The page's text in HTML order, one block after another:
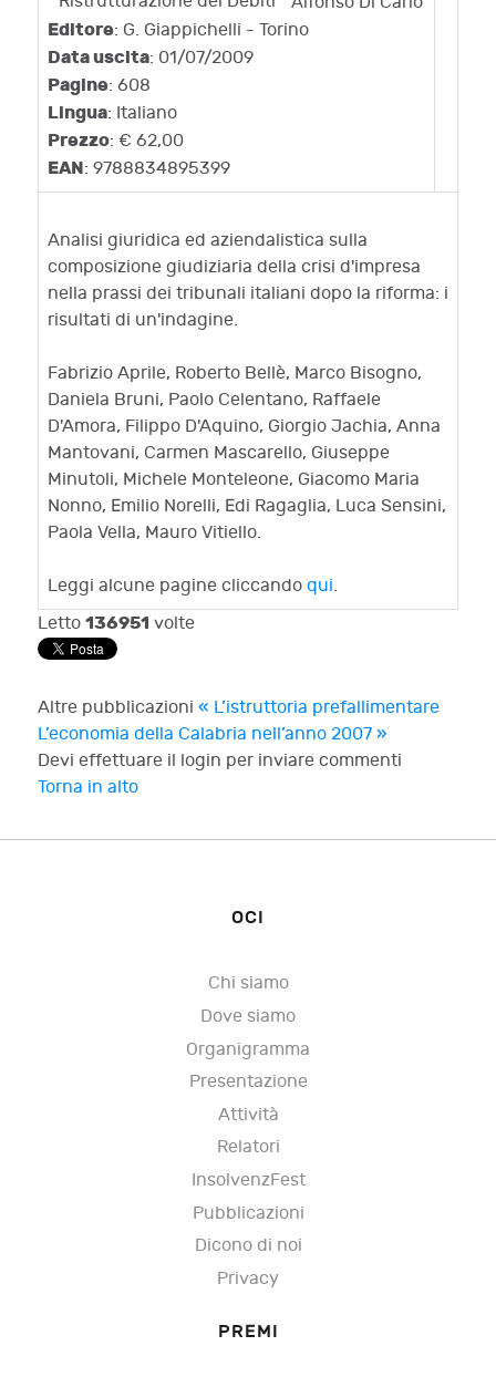
Editore: G. Giappichelli - Torino
Data uscita: 01/07/2009
Pagine: 608
Lingua: Italiano
Prezzo: € 62,00
EAN: 9788834895399
Analisi giuridica ed aziendalistica sulla
composizione giudiziaria della crisi d'impresa
nella prassi dei tribunali italiani dopo la riforma: i
risultati di un'indagine.
Fabrizio Aprile, Roberto Bellè, Marco Bisogno,
Daniela Bruni, Paolo Celentano, Raffaele
D'Amora, Filippo D'Aquino, Giorgio Jachia, Anna
Mantovani, Carmen Mascarello, Giuseppe
Minutoli, Michele Monteleone, Giacomo Maria
Nonno, Emilio Norelli, Edi Ragaglia, Luca Sensini,
Paola Vella, Mauro Vitiello.
Leggi alcune pagine cliccando qui.
Letto 136951 volte
Altre pubblicazioni « L’istruttoria prefallimentare
L’economia della Calabria nell’anno 2007 »
Devi effettuare il login per inviare commenti
Torna in alto
OCI
Chi siamo
Dove siamo
Organigramma
Presentazione
Attività
Relatori
InsolvenzFest
Pubblicazioni
Dicono di noi
Privacy
PREMI